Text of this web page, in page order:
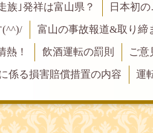
族｣発祥は富山県？ 日本初
(^^)/
富山の事故報道&取り締
熱！
飲酒運転の罰則 ご意
係る損害賠償措置の内容
運